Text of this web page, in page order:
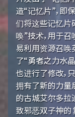
造“记忆片”，即
们将这些记忆片
唤”技术，用于
易利用资源召唤
了“勇者之力水
也进行了修改，
拥有了新的力量
的古城艾尔多拉
致邪恶双子神